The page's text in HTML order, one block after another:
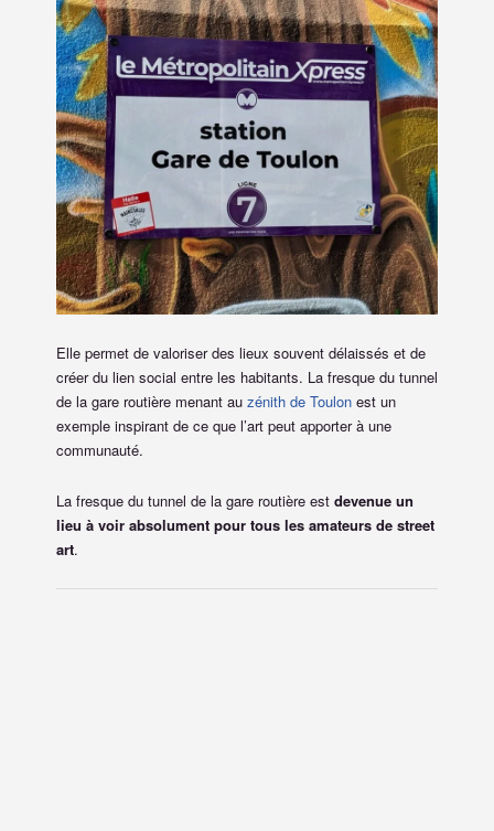
Elle permet de valoriser des lieux souvent délaissés et de
créer du lien social entre les habitants. La fresque du tunnel
de la gare routière menant au zénith de Toulon est un
exemple inspirant de ce que l’art peut apporter à une
communauté.
La fresque du tunnel de la gare routière est devenue un
lieu à voir absolument pour tous les amateurs de street
art.